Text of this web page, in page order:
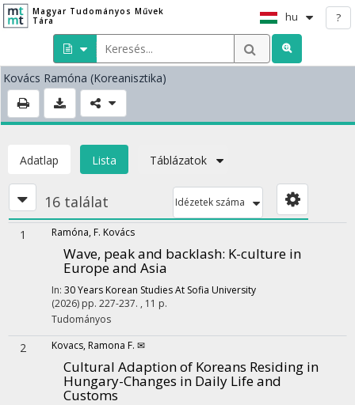
Magyar Tudományos Művek
Tára
hu ?
Kovács Ramóna (Koreanisztika)
Adatlap Lista Táblázatok
16 találat Idézetek száma
1 Ramóna, F. Kovács
Wave, peak and backlash: K-culture in
Europe and Asia
In: 30 Years Korean Studies At Sofia University
(2026) pp. 227-237. , 11 p.
Tudományos
2 Kovacs, Ramona F. ✉
Cultural Adaption of Koreans Residing in
Hungary-Changes in Daily Life and
Customs